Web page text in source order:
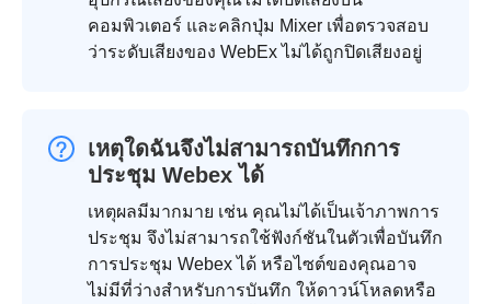
คอมพิวเตอร์ และคลิกปุ่ม Mixer เพื่อตรวจสอบ
ว่าระดับเสียงของ WebEx ไม่ได้ถูกปิดเสียงอยู่
เหตุใดฉันจึงไม่สามารถบันทึกการ
ประชุม Webex ได้
เหตุผลมีมากมาย เช่น คุณไม่ได้เป็นเจ้าภาพการ
ประชุม จึงไม่สามารถใช้ฟังก์ชันในตัวเพื่อบันทึก
การประชุม Webex ได้ หรือไซต์ของคุณอาจ
ไม่มีที่ว่างสำหรับการบันทึก ให้ดาวน์โหลดหรือ